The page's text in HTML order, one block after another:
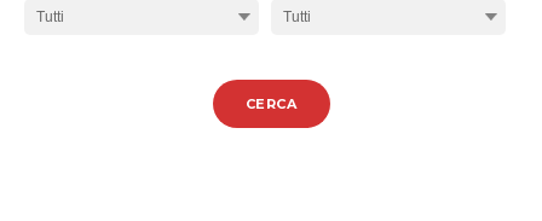
CERCA